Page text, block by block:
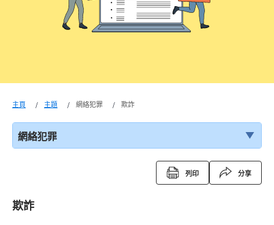
主頁 主題 網絡犯罪 欺詐
網絡犯罪
列印 分享
欺詐